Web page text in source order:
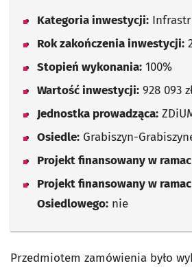
Kategoria inwestycji:
Rok zakończenia inwestycji:
Stopień wykonania: 100%
Wartość inwestycji: 928 093
Jednostka prowadząca:
Osiedle: Grabiszyn-
Projekt finansowany w
Projekt finansowany w
Osiedlowego: nie
Przedmiotem zamówienia było